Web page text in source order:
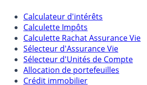
Outils
Calculateur d'intérêts
Calculette Impôts
Calculette Rachat Assurance Vie
Sélecteur d'Assurance Vie
Sélecteur d'Unités de Compte